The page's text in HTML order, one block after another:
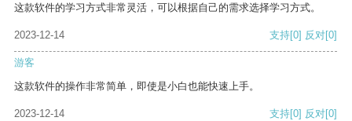
这款软件的学习方式非常灵活，可以根据自己的需求选择学习方式。
2023-12-14 支持[0] 反对[0]
游客
这款软件的操作非常简单，即使是小白也能快速上手。
2023-12-14 支持[0] 反对[0]